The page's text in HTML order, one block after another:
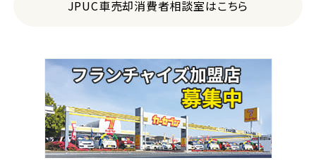
JPUC車売却消費者相談室はこちら